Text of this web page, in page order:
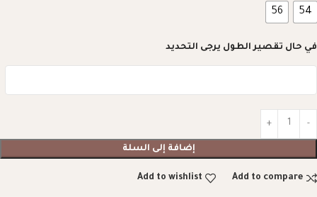
54
56
في حال تقصير الطول يرجى التحديد
إضافة إلى السلة
Add to compare
Add to wishlist